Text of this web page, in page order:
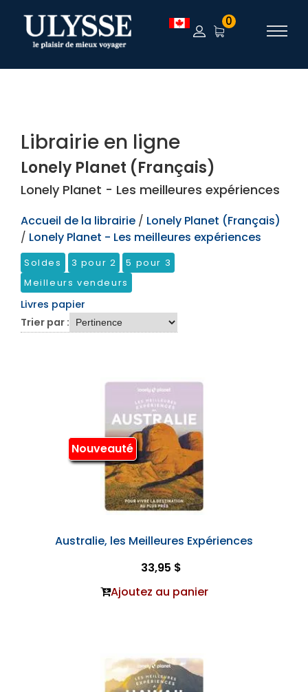
TEST 0
Librairie en ligne
Lonely Planet (Français)
Lonely Planet - Les meilleures expériences
Accueil de la librairie / Lonely Planet (Français)
/ Lonely Planet - Les meilleures expériences
Soldes 3 pour 2
5 pour 3
Meilleurs vendeurs
Livres papier
Trier par :
Nouveauté
Australie, les Meilleures Expériences
33,95 $
Ajoutez au panier